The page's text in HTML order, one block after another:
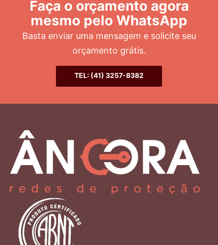
Faça o orçamento agora
mesmo pelo WhatsApp
Basta enviar uma mensagem e solicite seu
orçamento grátis.
TEL: (41) 3257-8382